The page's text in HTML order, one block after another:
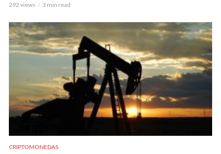
292 views 3 min read
CRIPTOMONEDAS